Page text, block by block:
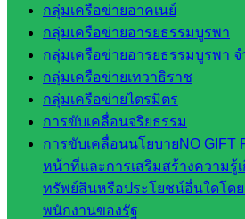
กลุ่มเครือข่ายอาคเนย์
กลุ่มเครือข่ายอารยธรรมบูรพา
กลุ่มเครือข่ายอารยธรรมบูรพา
กลุ่มเครือข่ายเทวาธิราช
กลุ่มเครือข่ายไตรมิตร
การขับเคลื่อนจริยธรรม
การขับเคลื่อนนโยบายNO GIFT
หน้าที่และการเสริมสร้างความ
ทรัพย์สินหรือประโยชน์อื่นใดโดย
พนักงานของรัฐ
ใน
สำนักงาน
กลุ่
มอำนวย
การ
กลุ่ม
บริหาร
งานงาน